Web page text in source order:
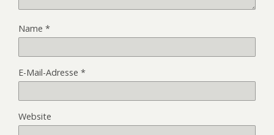
Name *
E-Mail-Adresse *
Website